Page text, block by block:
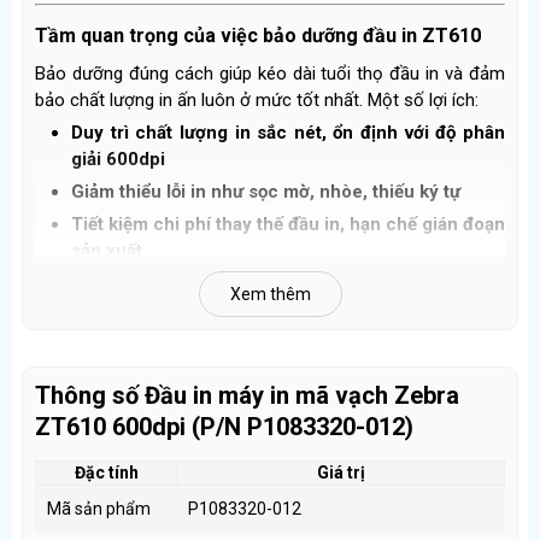
Tầm quan trọng của việc bảo dưỡng đầu in ZT610
Bảo dưỡng đúng cách giúp kéo dài tuổi thọ đầu in và đảm
bảo chất lượng in ấn luôn ở mức tốt nhất. Một số lợi ích:
Duy trì chất lượng in sắc nét, ổn định với độ phân
giải 600dpi
Giảm thiểu lỗi in như sọc mờ, nhòe, thiếu ký tự
Tiết kiệm chi phí thay thế đầu in, hạn chế gián đoạn
sản xuất
Giúp máy in Zebra ZT610 vận hành trơn tru, bền bỉ
Để đảm bảo đầu in hoạt động tốt, bạn nên thực hiện:
Kiểm tra định kỳ:
Quan sát bề mặt đầu in để phát hiện bụi bẩn hoặc dấu
hiệu hư hỏng.
Xem thêm
Thông số Đầu in máy in mã vạch Zebra
ZT610 600dpi (P/N P1083320-012)
Đặc tính
Giá trị
Mã sản phẩm
P1083320-012